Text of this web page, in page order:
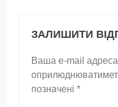
ЗАЛИШИТИ
Ваша e-mail
позначені *